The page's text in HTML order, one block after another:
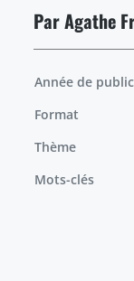
Par Agathe
Année de
Format
Thème
Mots-clés